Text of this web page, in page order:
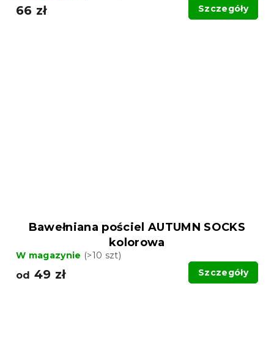
66 zł Szczegóły
Bawełniana pościel AUTUMN SOCKS
kolorowa
W magazynie (>10 szt)
od 49 zł Szczegóły